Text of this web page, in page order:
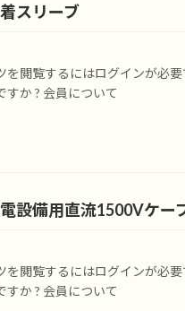
スリーブ
を閲覧するにはログインが必
すか ? 会員について
設備用直流1500Vケー
を閲覧するにはログインが必
すか ? 会員について